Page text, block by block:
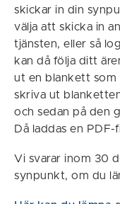
skickar in din
välja att skicka in
tjänsten, eller så
kan då följa ditt
ut en blankett som
skriva ut
och sedan på den
Då laddas en
Vi svarar inom 30
synpunkt, om du